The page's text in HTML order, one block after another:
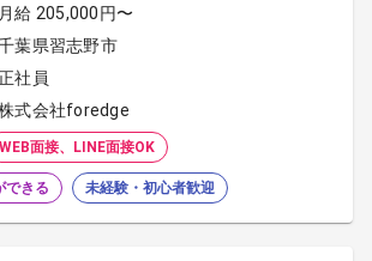
月給 205,000円〜
葉県習志野市
社員
式会社foredge
WEB面接、LINE面接OK
できる 未経験・初心者歓迎